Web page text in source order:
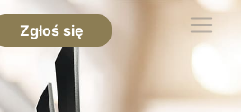
Zgłoś się